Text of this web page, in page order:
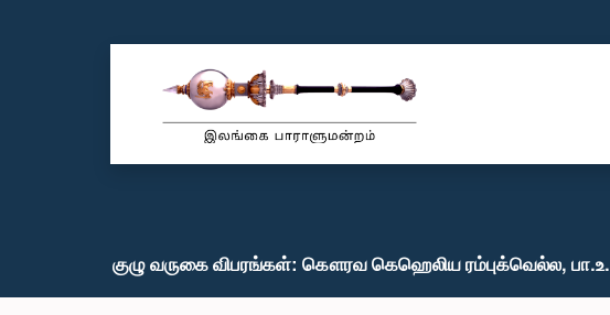
குழு வருகை விபரங்கள்: கௌரவ கெஹெலிய ரம்புக்வெல்ல, பா.உ.